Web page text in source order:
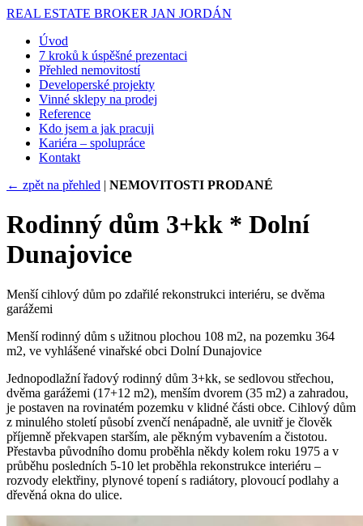
REAL ESTATE BROKER JAN JORDÁN
Úvod
7 kroků k úspěšné prezentaci
Přehled nemovitostí
Developerské projekty
Vinné sklepy na prodej
Reference
Kdo jsem a jak pracuji
Kariéra – spolupráce
Kontakt
← zpět na přehled | NEMOVITOSTI PRODANÉ
Rodinný dům 3+kk * Dolní
Dunajovice
Menší cihlový dům po zdařilé rekonstrukci interiéru, se dvěma
garážemi
Menší rodinný dům s užitnou plochou 108 m2, na pozemku 364
m2, ve vyhlášené vinařské obci Dolní Dunajovice
Jednopodlažní řadový rodinný dům 3+kk, se sedlovou střechou,
dvěma garážemi (17+12 m2), menším dvorem (35 m2) a zahradou,
je postaven na rovinatém pozemku v klidné části obce. Cihlový dům
z minulého století působí zvenčí nenápadně, ale uvnitř je člověk
příjemně překvapen starším, ale pěkným vybavením a čistotou.
Přestavba původního domu proběhla někdy kolem roku 1975 a v
průběhu posledních 5-10 let proběhla rekonstrukce interiéru –
rozvody elektřiny, plynové topení s radiátory, plovoucí podlahy a
dřevěná okna do ulice.